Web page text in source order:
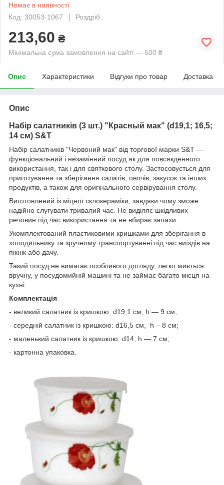
Немає в наявності
Код: 30053-1067
Роздріб
213,60 ₴
Мінімальна сума замовлення на сайті — 500 ₴
Опис Характеристики Відгуки про товар Доставка
Опис
Набір салатників (3 шт.) "Красный мак" (d19,1; 16,5;
14 см) S&T
Набір салатників "Червоний мак" від торгової марки S&T —
функціональний і незамінний посуд як для повсякденного
використання, так і для святкового столу. Застосовується для
приготування та зберігання салатів, овочів, закусок та інших
продуктів, а також для оригінального сервірування столу.
Виготовлений із міцної склокераміки, завдяки чому зможе
надійно слугувати тривалий час. Не виділяє шкідливих
речовин під час використання та не вбирає запахи.
Укомплектований пластиковими кришками для зберігання в
холодильнику та зручному транспортуванні під час виїздів на
пікнік або дачу.
Такий посуд не вимагає особливого догляду, легко миється
вручну, у посудомийній машині та не займає багато місця на
кухні.
Комплектація
- великий салатник із кришкою: d19,1 см, h — 9 см;
- середній салатник із кришкою: d16,5 см, h – 8 см;
- маленький салатник із кришкою: d14, h — 7 см;
- картонна упаковка.